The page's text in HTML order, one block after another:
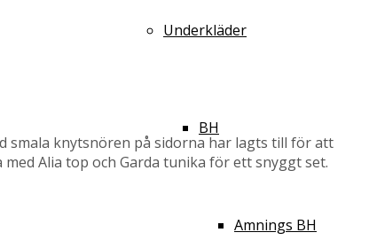
Underkläder
BH
Amnings BH
smala knytsnören på sidorna har lagts till för att
Alia top och Garda tunika för ett snyggt set.